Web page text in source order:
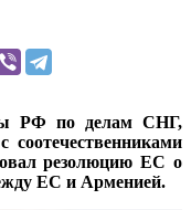
РФ по делам СНГ,
соотечественниками
резолюцию ЕС о
ЕС и Арменией.